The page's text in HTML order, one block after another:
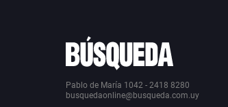
Pablo de María 1042 - 2418 8280
busquedaonline@busqueda.com.uy